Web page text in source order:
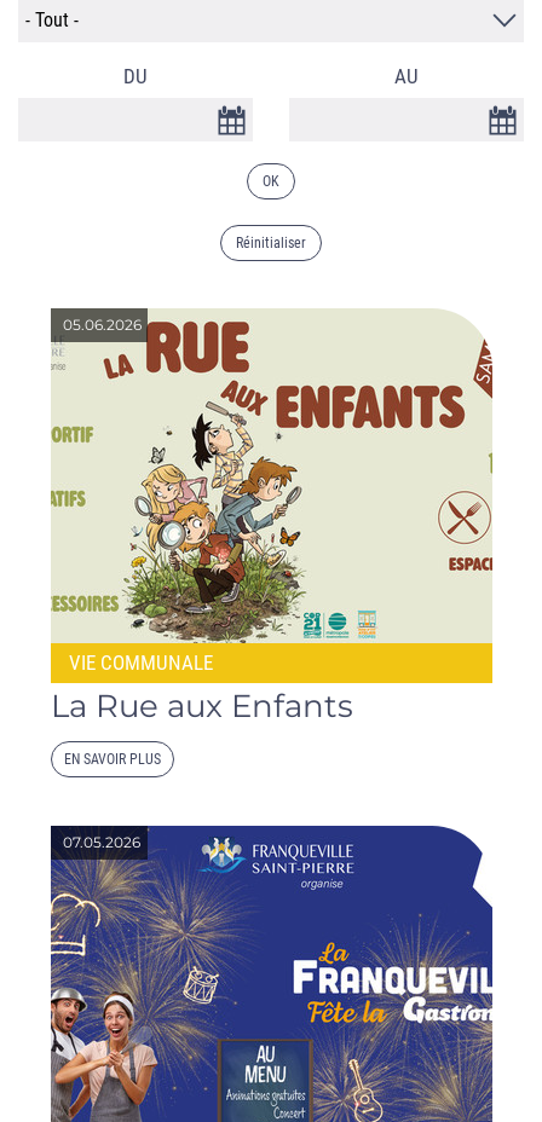
DU
AU
05.06.2026
VIE COMMUNALE
La Rue aux Enfants
EN SAVOIR PLUS
07.05.2026